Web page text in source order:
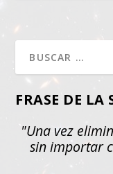
FRASE DE LA
"Una vez
sin importar